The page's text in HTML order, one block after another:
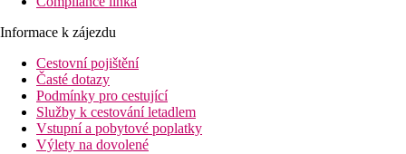
Informace k zájezdu
Cestovní pojištění
Časté dotazy
Podmínky pro cestující
Služby k cestování letadlem
Vstupní a pobytové poplatky
Výlety na dovolené